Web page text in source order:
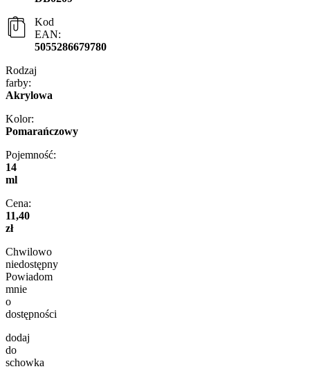
Kod
EAN:
5055286679780
Rodzaj
farby:
Akrylowa
Kolor:
Pomarańczowy
Pojemność:
14
ml
Cena:
11,40
zł
Chwilowo
niedostępny
Powiadom
mnie
o
dostępności
dodaj
do
schowka